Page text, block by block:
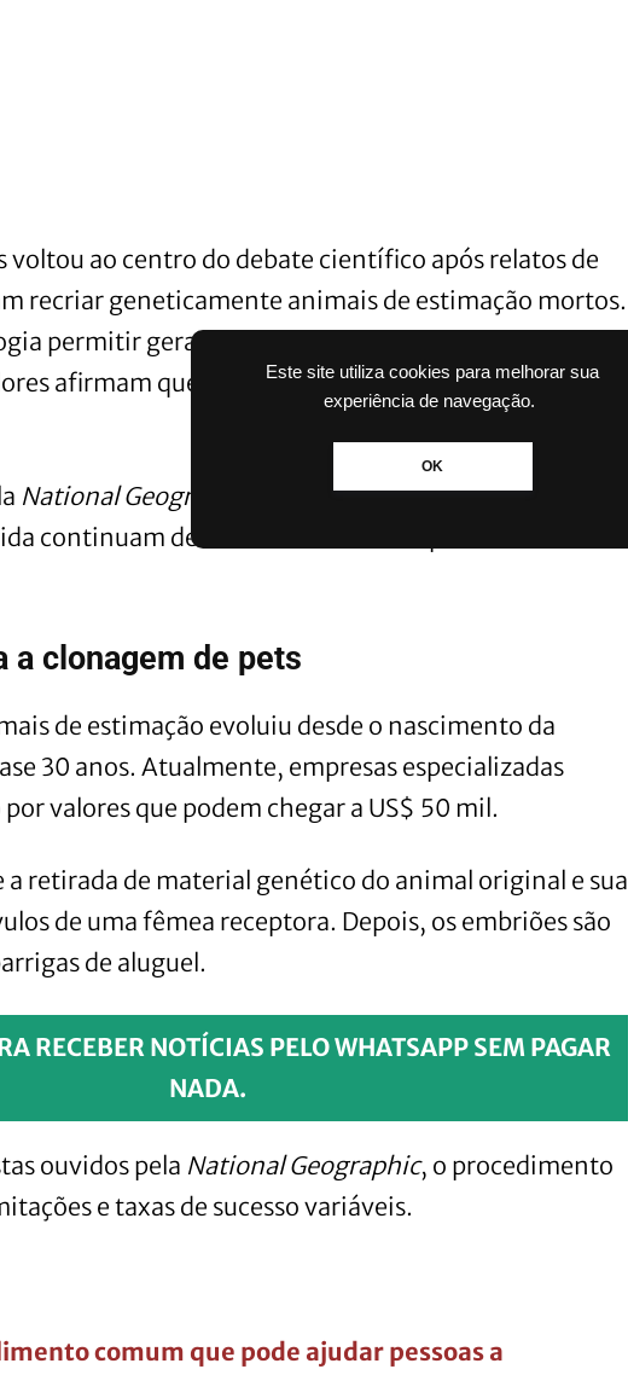
Este site utiliza cookies para melhorar sua
experiência de navegação.
OK
voltou ao centro do debate científico após relatos de
recriar geneticamente animais de estimação mortos.
permitir gerar um animal com o mesmo DNA do
afirmam que a personalidade não é totalmente
National Geographic
indicam que fatores ambientais
continuam determinantes no comportamento dos
a clonagem de pets
de estimação evoluiu desde o nascimento da
30 anos. Atualmente, empresas especializadas
valores que podem chegar a US$ 50 mil.
a retirada de material genético do animal original e sua
de uma fêmea receptora. Depois, os embriões são
de aluguel.
RECEBER NOTÍCIAS PELO WHATSAPP SEM PAGAR
NADA.
ouvidos pela National Geographic, o procedimento
e taxas de sucesso variáveis.
comum que pode ajudar pessoas a